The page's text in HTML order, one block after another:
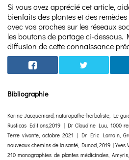
Si vous avez apprécié cet article,
bienfaits des plantes et des
avec vos proches sur les réseaux
les boutons de partage ci-dessous.
diffusion de cette connaissance
Bibliographie
Karine Jacquemard, naturopathe-herbaliste, Le
Rusticas Editions,2019 | Dr Claudine Luu, 1000
Terre vivante, octobre 2021 | Dr Eric Lorrain,
nouveaux chemins de la santé, Dunod, 2019 |
210 monographies de plantes médicinales,